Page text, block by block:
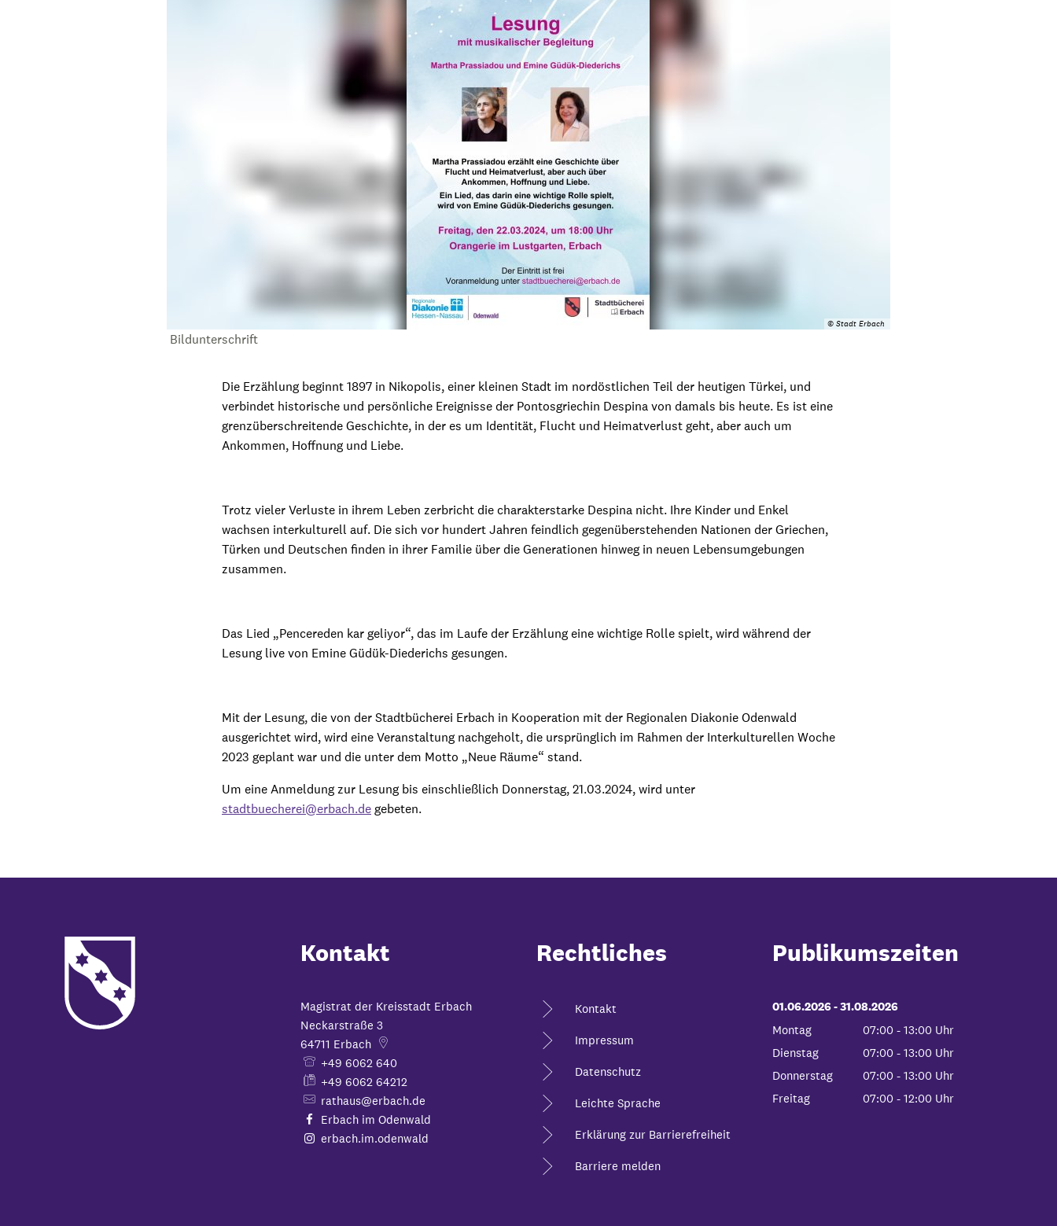
© Stadt Erbach
Bildunterschrift
Die Erzählung beginnt 1897 in Nikopolis, einer kleinen Stadt im nordöstlichen Teil der heutigen Türkei, und
verbindet historische und persönliche Ereignisse der Pontosgriechin Despina von damals bis heute. Es ist eine
grenzüberschreitende Geschichte, in der es um Identität, Flucht und Heimatverlust geht, aber auch um
Ankommen, Hoffnung und Liebe.
Trotz vieler Verluste in ihrem Leben zerbricht die charakterstarke Despina nicht. Ihre Kinder und Enkel
wachsen interkulturell auf. Die sich vor hundert Jahren feindlich gegenüberstehenden Nationen der Griechen,
Türken und Deutschen finden in ihrer Familie über die Generationen hinweg in neuen Lebensumgebungen
zusammen.
Das Lied „Pencereden kar geliyor“, das im Laufe der Erzählung eine wichtige Rolle spielt, wird während der
Lesung live von Emine Güdük-Diederichs gesungen.
Mit der Lesung, die von der Stadtbücherei Erbach in Kooperation mit der Regionalen Diakonie Odenwald
ausgerichtet wird, wird eine Veranstaltung nachgeholt, die ursprünglich im Rahmen der Interkulturellen Woche
2023 geplant war und die unter dem Motto „Neue Räume“ stand.
Um eine Anmeldung zur Lesung bis einschließlich Donnerstag, 21.03.2024, wird unter
stadtbuecherei@erbach.de gebeten.
Kontakt
Magistrat der Kreisstadt Erbach
Neckarstraße 3
64711 Erbach
+49 6062 640
+49 6062 64212
rathaus@erbach.de
Erbach im Odenwald
erbach.im.odenwald
Rechtliches
Kontakt
Impressum
Datenschutz
Leichte Sprache
Erklärung zur Barrierefreiheit
Barriere melden
Publikumszeiten
01.06.2026-bis
31.08.2026
Montag
07:00 - 13:00 Uhr
Von 07:00 bis 13:00 Uhr
Dienstag 07:00 - 13:00 Uhr
Von 07:00 bis 13:00 Uhr
Donnerstag 07:00 - 13:00 Uhr
Von 07:00 bis 13:00 Uhr
Freitag 07:00 - 12:00 Uhr